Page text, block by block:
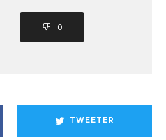
0
TWEETER